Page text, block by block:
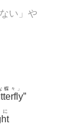
い」や
蝶々」
”
に